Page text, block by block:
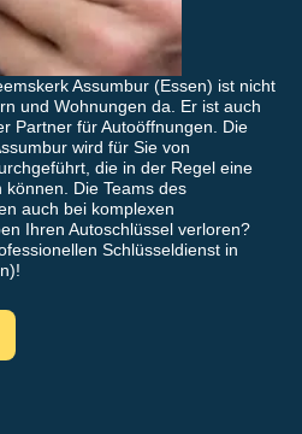
Assumbur (Essen) ist nicht
und Wohnungen da. Er ist auch
Partner für Autoöffnungen. Die
wird für Sie von
die in der Regel eine
Die Teams des
auch bei komplexen
Ihren Autoschlüssel verloren?
Schlüsseldienst in